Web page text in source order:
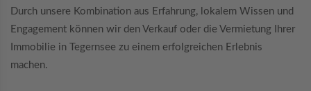
Durch unsere Kombination aus Erfahrung, lokalem Wissen und
Engagement können wir den Verkauf oder die Vermietung Ihrer
Immobilie in Tegernsee zu einem erfolgreichen Erlebnis
machen.